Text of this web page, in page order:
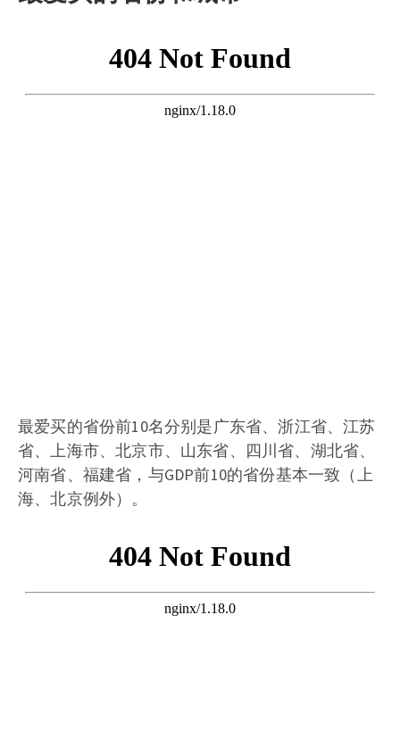
最爱买的省份前10名分别是广东省、浙江省、江苏
省、上海市、北京市、山东省、四川省、湖北省、
河南省、福建省，与GDP前10的省份基本一致（上
海、北京例外）。